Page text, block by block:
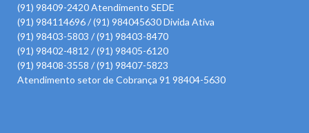
(91) 98409-2420 Atendimento SEDE
(91) 984114696 / (91) 984045630 Divida Ativa
(91) 98403-5803 / (91) 98403-8470
(91) 98402-4812 / (91) 98405-6120
(91) 98408-3558 / (91) 98407-5823
Atendimento setor de Cobrança 91 98404-5630